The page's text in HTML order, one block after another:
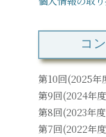
コ
第10回(2025
第9回(2024年
第8回(2023年
第7回(2022年